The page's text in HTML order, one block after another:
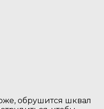
обрушится шквал